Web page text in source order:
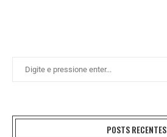
POSTS RECENTES